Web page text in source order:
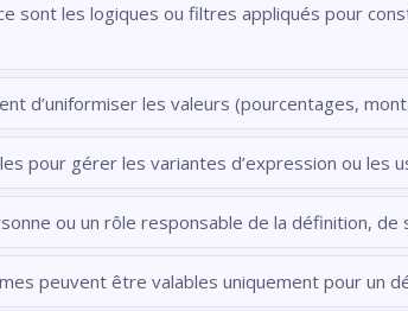
sont les logiques ou filtres appliqués pour
d’uniformiser les valeurs (pourcentages,
pour gérer les variantes d’expression ou les
ou un rôle responsable de la définition, de
peuvent être valables uniquement pour un